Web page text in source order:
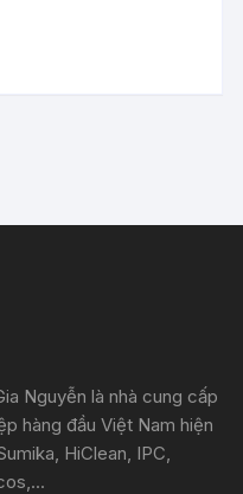
Nguyễn là nhà cung cấp
hàng đầu Việt Nam hiện
HiClean, IPC,